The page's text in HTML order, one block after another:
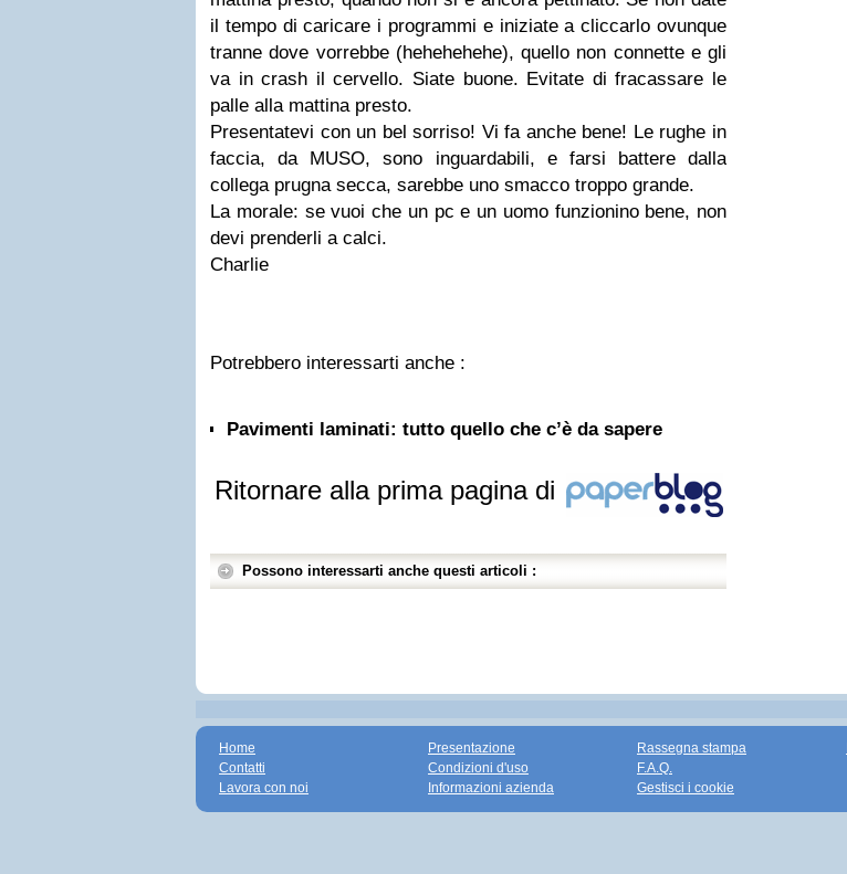
il tempo di caricare i programmi e iniziate a cliccarlo ovunque
tranne dove vorrebbe (hehehehehe), quello non connette e gli
va in crash il cervello. Siate buone. Evitate di fracassare le
palle alla mattina presto.
Presentatevi con un bel sorriso! Vi fa anche bene! Le rughe in
faccia, da MUSO, sono inguardabili, e farsi battere dalla
collega prugna secca, sarebbe uno smacco troppo grande.
La morale: se vuoi che un pc e un uomo funzionino bene, non
devi prenderli a calci.
Charlie
Potrebbero interessarti anche :
Pavimenti laminati: tutto quello che c’è da sapere
Ritornare alla prima pagina di
Possono interessarti anche questi articoli :
Home
Contatti
Lavora con noi
Presentazione
Condizioni d'uso
Informazioni azienda
Rassegna stampa
F.A.Q.
Gestisci i cookie